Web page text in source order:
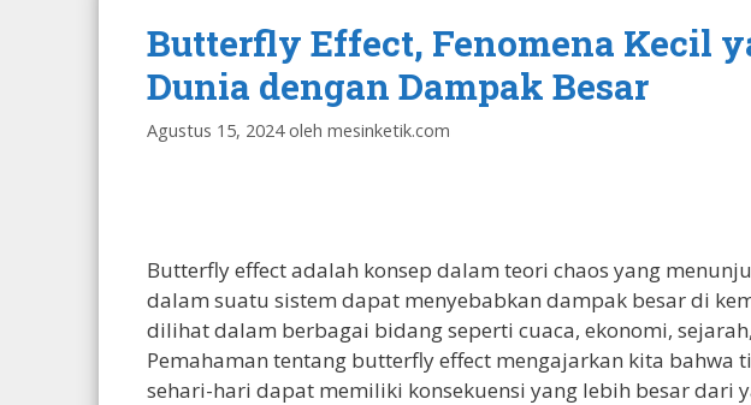
Butterfly Effect, Fenomena Kecil
Dunia dengan Dampak Besar
Agustus 15, 2024 oleh mesinketik.com
Butterfly effect adalah konsep dalam teori chaos yang
dalam suatu sistem dapat menyebabkan dampak besar di
dilihat dalam berbagai bidang seperti cuaca, ekonomi,
Pemahaman tentang butterfly effect mengajarkan kita bahwa
sehari-hari dapat memiliki konsekuensi yang lebih besar dari